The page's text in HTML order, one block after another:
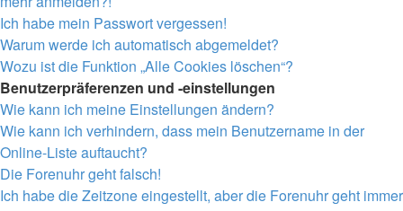
Ich habe mein Passwort vergessen!
Warum werde ich automatisch abgemeldet?
Wozu ist die Funktion „Alle Cookies löschen“?
Benutzerpräferenzen und -einstellungen
Wie kann ich meine Einstellungen ändern?
Wie kann ich verhindern, dass mein Benutzername in der
Online-Liste auftaucht?
Die Forenuhr geht falsch!
Ich habe die Zeitzone eingestellt, aber die Forenuhr geht immer